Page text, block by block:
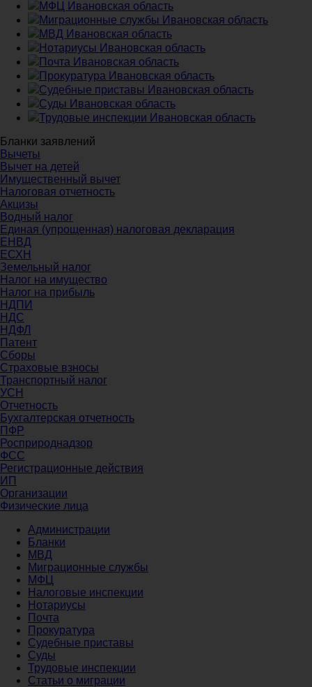
МФЦ Ивановская область
Миграционные службы Ивановская область
МВД Ивановская область
Нотариусы Ивановская область
Почта Ивановская область
Прокуратура Ивановская область
Судебные приставы Ивановская область
Суды Ивановская область
Трудовые инспекции Ивановская область
Бланки заявлений
Вычеты
Вычет на детей
Имущественный вычет
Налоговая отчетность
Акцизы
Водный налог
Единая (упрощенная) налоговая декларация
ЕНВД
ЕСХН
Земельный налог
Налог на имущество
Налог на прибыль
НДПИ
НДС
НДФЛ
Патент
Сборы
Страховые взносы
Транспортный налог
УСН
Отчетность
Бухгалтерская отчетность
ПФР
Росприроднадзор
ФСС
Регистрационные действия
ИП
Организации
Физические лица
Администрации
Бланки
МВД
Миграционные службы
МФЦ
Налоговые инспекции
Нотариусы
Почта
Прокуратура
Судебные приставы
Суды
Трудовые инспекции
Статьи о миграции